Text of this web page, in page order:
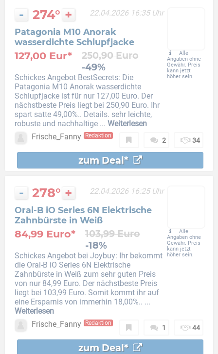
- 274° + 22.04.2026 16:35 Uhr
Patagonia M10 Anorak
wasserdichte Schlupfjacke
127,00 Eur*
250,90 Euro
-49%
Schickes Angebot BestSecrets: Die
Patagonia M10 Anorak wasserdichte
Schlupfjacke ist für nur 127,00 Euro. Der
nächstbeste Preis liegt bei 250,90 Euro. Ihr
spart satte 49,00%.. Details. sehr leichte,
robuste und nachhaltige ... Weiterlesen
Alle
Angaben ohne
Gewähr. Preis
kann jetzt
höher sein.
Frische_Fanny Redaktion
2 34
zum Deal*
- 278° + 22.04.2026 16:25 Uhr
Oral-B iO Series 6N Elektrische
Zahnbürste in Weiß
84,99 Euro*
103,99 Euro
-18%
Schickes Angebot bei Joybuy: Ihr bekommt
die Oral-B iO Series 6N Elektrische
Zahnbürste in Weiß zum sehr guten Preis
von nur 84,99 Euro. Der nächstbeste Preis
liegt bei 103,99 Euro. Somit kommt ihr auf
eine Ersparnis von immerhin 18,00%.. ...
Weiterlesen
Alle
Angaben ohne
Gewähr. Preis
kann jetzt
höher sein.
Frische_Fanny Redaktion
1 44
zum Deal*